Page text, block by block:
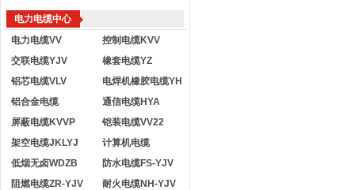
电力电缆中心
电力电缆VV
控制电缆KVV
交联电缆YJV
橡套电缆YZ
铝芯电缆VLV
电焊机橡胶电缆YH
铝合金电缆
通信电缆HYA
屏蔽电缆KVVP
铠装电缆VV22
架空电缆JKLYJ
计算机电缆
低烟无卤WDZB
防水电缆FS-YJV
阻燃电缆ZR-YJV
耐火电缆NH-YJV